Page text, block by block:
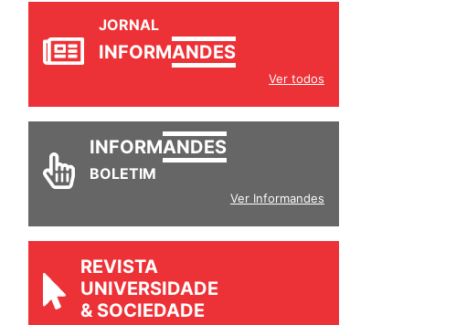
JORNAL
INFORMANDES
Ver todos
INFORMANDES
BOLETIM
Ver Informandes
REVISTA
UNIVERSIDADE
& SOCIEDADE